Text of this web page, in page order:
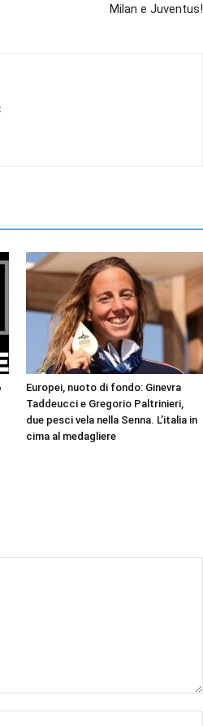
Milan e Juventus!
Europei, nuoto di fondo: Ginevra
Taddeucci e Gregorio Paltrinieri,
due pesci vela nella Senna. L’italia in
cima al medagliere